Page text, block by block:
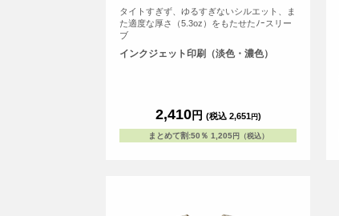
タイトすぎず、ゆるすぎないシルエット、ま
た適度な厚さ（5.3oz）をもたせたﾉｰスリー
ブ
インクジェット印刷（淡色・濃色）
2,410円 (税込 2,651円)
まとめて割:50％ 1,205円（税込）